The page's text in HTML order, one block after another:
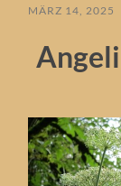
MÄRZ 14, 2025